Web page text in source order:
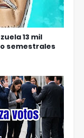
13 mil
semestrales